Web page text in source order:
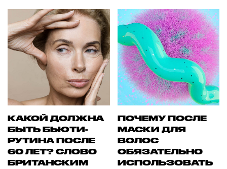
КАКОЙ ДОЛЖНА
БЫТЬ БЬЮТИ-
РУТИНА ПОСЛЕ
60 ЛЕТ? СЛОВО
БРИТАНСКИМ
ПОЧЕМУ ПОСЛЕ
МАСКИ ДЛЯ
ВОЛОС
ОБЯЗАТЕЛЬНО
ИСПОЛЬЗОВАТЬ